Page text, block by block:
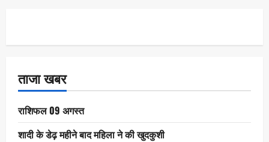
ताजा खबर
राशिफल 09 अगस्त
शादी के डेढ़ महीने बाद महिला ने की खुदकुशी